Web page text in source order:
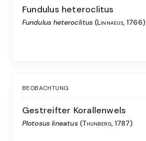
Fundulus heteroclitus
Fundulus heteroclitus (Linnaeus, 1766)
BEOBACHTUNG
Gestreifter Korallenwels
Plotosus lineatus (Thunberg, 1787)